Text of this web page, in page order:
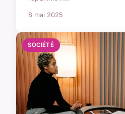
8 mai 2025
SOCIÉTÉ